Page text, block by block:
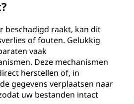
beschadigd raakt, kan dit
of fouten. Gelukkig
vaak
Deze mechanismen
herstellen of, in
gegevens verplaatsen naar
uw bestanden intact